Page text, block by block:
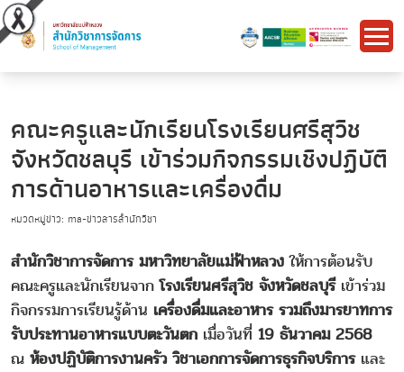
คณะครูและนักเรียนโรงเรียนศรีสุวิช
จังหวัดชลบุรี เข้าร่วมกิจกรรมเชิงปฏิบัติ
การด้านอาหารและเครื่องดื่ม
หมวดหมู่ข่าว: ma-ข่าวสารสำนักวิชา
สำนักวิชาการจัดการ มหาวิทยาลัยแม่ฟ้าหลวงให้การต้อนรับ
คณะครูและนักเรียนจากโรงเรียนศรีสุวิช จังหวัดชลบุรีเข้าร่วม
กิจกรรมการเรียนรู้ด้าน เครื่องดื่มและอาหาร รวมถึงมารยาทการ
รับประทานอาหารแบบตะวันตก เมื่อวันที่ 19 ธันวาคม 2568
ณ ห้องปฏิบัติการงานครัว วิชาเอกการจัดการธุรกิจบริการและ